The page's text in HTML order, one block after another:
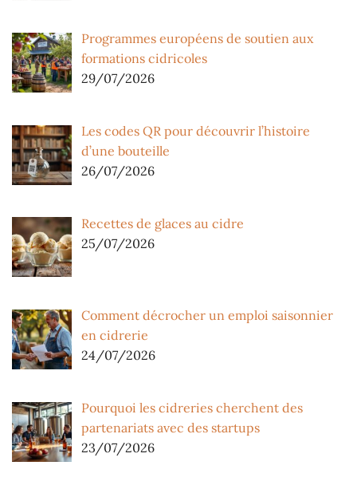
Programmes européens de soutien aux
formations cidricoles
29/07/2026
Les codes QR pour découvrir l’histoire
d’une bouteille
26/07/2026
Recettes de glaces au cidre
25/07/2026
Comment décrocher un emploi saisonnier
en cidrerie
24/07/2026
Pourquoi les cidreries cherchent des
partenariats avec des startups
23/07/2026